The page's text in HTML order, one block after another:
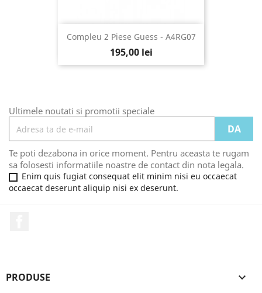
Compleu 2 Piese Guess - A4RG07
195,00 lei
Ultimele noutati si promotii speciale
Te poti dezabona in orice moment. Pentru aceasta te rugam
sa folosesti informatiile noastre de contact din nota legala.
Enim quis fugiat consequat elit minim nisi eu occaecat
occaecat deserunt aliquip nisi ex deserunt.
PRODUSE 